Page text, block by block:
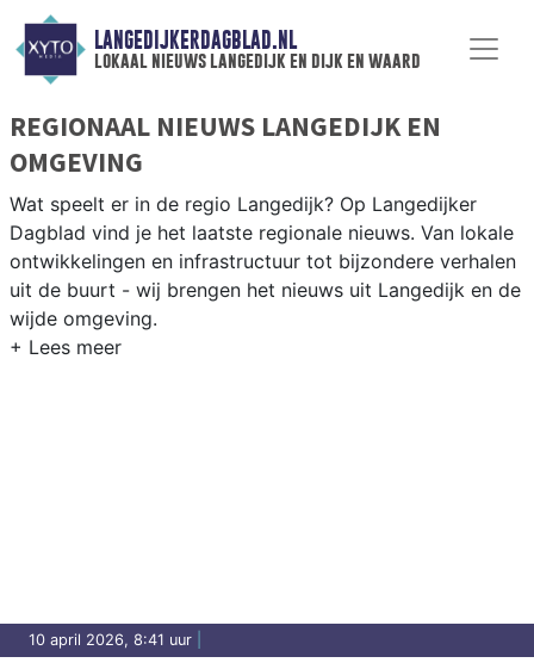
LANGEDIJKERDAGBLAD.NL
lokaal nieuws langedijk en dijk en waard
REGIONAAL NIEUWS LANGEDIJK EN
OMGEVING
Wat speelt er in de regio Langedijk? Op Langedijker
Dagblad vind je het laatste regionale nieuws. Van lokale
ontwikkelingen en infrastructuur tot bijzondere verhalen
uit de buurt - wij brengen het nieuws uit Langedijk en de
wijde omgeving.
10 april 2026, 8:41 uur